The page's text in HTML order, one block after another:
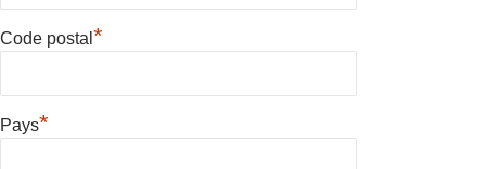
Code postal *
Pays*